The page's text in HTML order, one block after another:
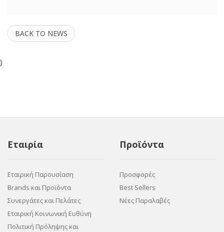
BACK TO NEWS
}
Εταιρία
Εταιρική Παρουσίαση
Brands και Προϊόντα
Συνεργάτες και Πελάτες
Εταιρική Κοινωνική Ευθύνη
Πολιτική Πρόληψης και
Προϊόντα
Προσφορές
Best Sellers
Νέες Παραλαβές